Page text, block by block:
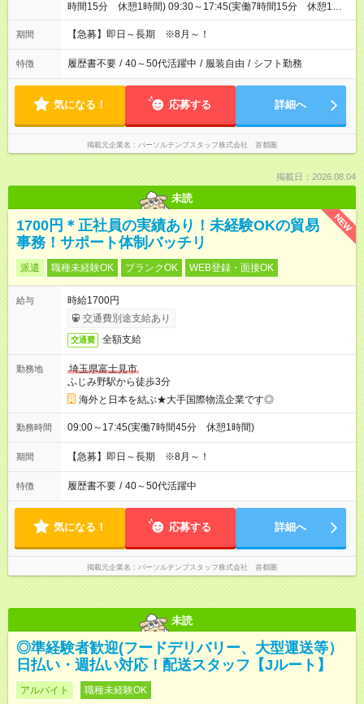
時間15分 休憩1時間) 09:30～17:45(実働7時間15分 休憩1時
間) ※11:45～20:00：週1回程度遅番あります(在宅勤務OK) ※配
属チームにより
期間 【急募】即日～長期 ※8月～！
特徴 履歴書不要 / 40～50代活躍中 / 服装自由 / シフト勤務
気になる！ 応募する 詳細へ
掲載元企業名 パーソルテンプスタッフ株式会社 首都圏
掲載日：2026.08.04
未読
NEW
1700円＊正社員の実績あり！未経験OKの貿易
事務！サポート体制バッチリ
派遣 職種未経験OK ブランクOK WEB登録・面接OK
給与
時給1700円
交通費別途支給あり
交通費 全額支給
勤務地
埼玉県富士見市
ふじみ野駅から徒歩3分
海外と日本を結ぶ★大手国際物流企業です◎
勤務時間 09:00～17:45(実働7時間45分 休憩1時間)
期間 【急募】即日～長期 ※8月～！
特徴 履歴書不要 / 40～50代活躍中
気になる！ 応募する 詳細へ
掲載元企業名 パーソルテンプスタッフ株式会社 首都圏
未読
◎準経験者歓迎(フードデリバリー、大型運送等）
日払い・週払い対応！配送スタッフ【Jルート】
アルバイト 職種未経験OK